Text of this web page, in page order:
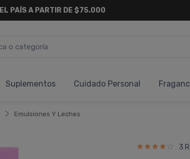
Suplementos Cuidado Personal
Emulsiones Y Leches
3